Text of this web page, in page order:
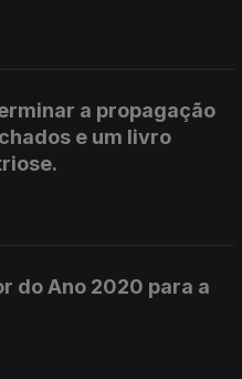
a propagação
e um livro
do Ano 2020 para a